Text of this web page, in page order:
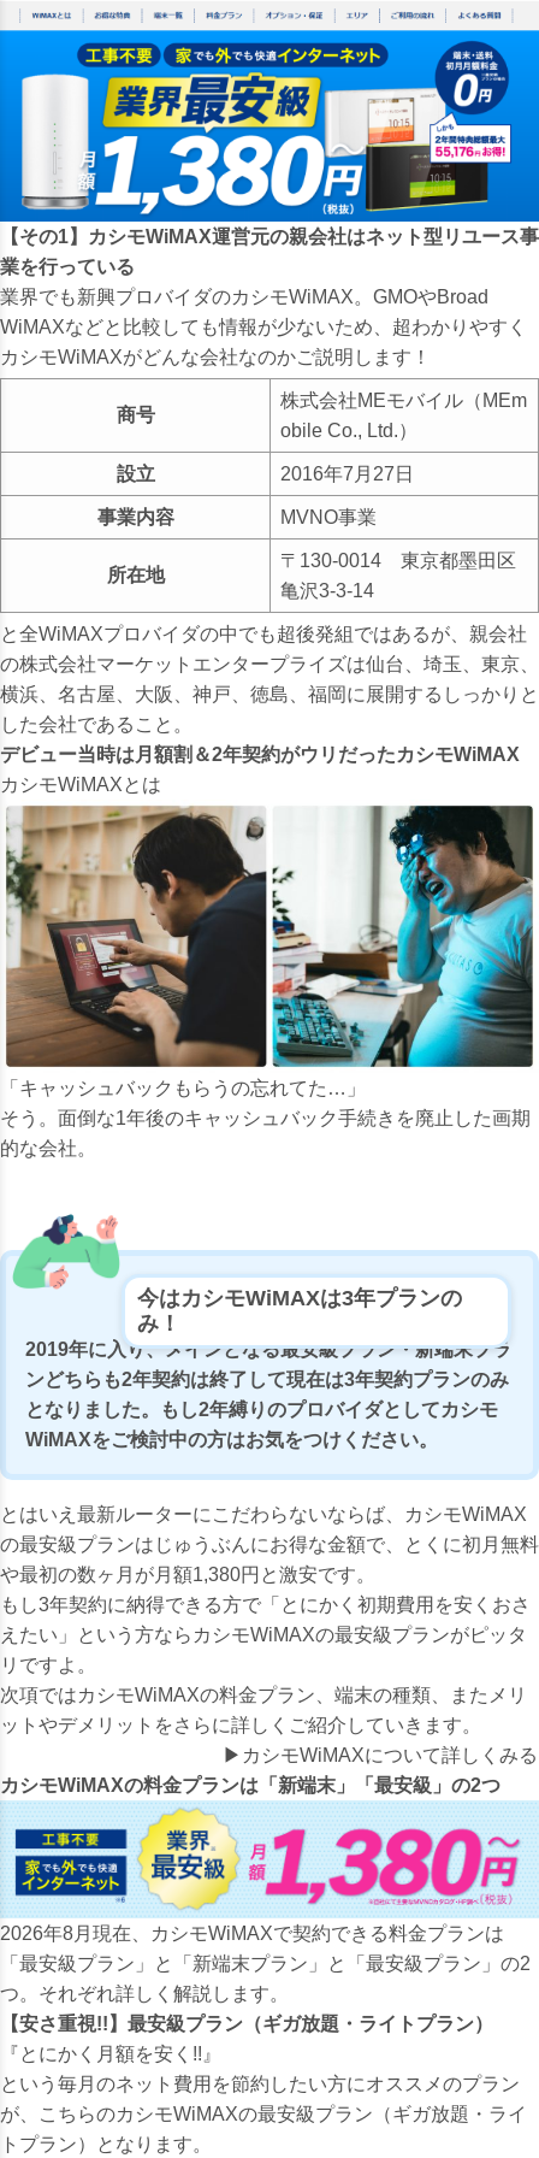
【その1】カシモWiMAX運営元の親会社はネット型リユース事
業を行っている
業界でも新興プロバイダのカシモWiMAX。GMOやBroad
WiMAXなどと比較しても情報が少ないため、超わかりやすく
カシモWiMAXがどんな会社なのかご説明します！
商号
株式会社MEモバイル（MEm
obile Co., Ltd.）
設立
2016年7月27日
事業内容
MVNO事業
所在地
〒130-0014 東京都墨田区
亀沢3-3-14
と全WiMAXプロバイダの中でも超後発組ではあるが、親会社
の株式会社マーケットエンタープライズは仙台、埼玉、東京、
横浜、名古屋、大阪、神戸、徳島、福岡に展開するしっかりと
した会社であること。
デビュー当時は月額割＆2年契約がウリだったカシモWiMAX
カシモWiMAXとは
「キャッシュバックもらうの忘れてた…」
そう。面倒な1年後のキャッシュバック手続きを廃止した画期
的な会社。
今はカシモWiMAXは3年プランの
み！
2019年に入り、メインとなる最安級プラン・新端末プラ
ンどちらも2年契約は終了して現在は3年契約プランのみ
となりました。もし2年縛りのプロバイダとしてカシモ
WiMAXをご検討中の方はお気をつけください。
とはいえ最新ルーターにこだわらないならば、カシモWiMAX
の最安級プランはじゅうぶんにお得な金額で、
とくに初月無料
や最初の数ヶ月が月額1,380円と激安です。
もし3年契約に納得できる方で「とにかく初期費用を安くおさ
えたい」という方ならカシモWiMAXの最安級プランがピッタ
リですよ。
次項ではカシモWiMAXの料金プラン、端末の種類、またメリ
ットやデメリットをさらに詳しくご紹介していきます。
▶ カシモWiMAXについて詳しくみる
カシモWiMAXの料金プランは「新端末」「最安級」の2つ
2026年8月現在、カシモWiMAXで契約できる料金プランは
「最安級プラン」と「新端末プラン」と「最安級プラン」の2
つ。それぞれ詳しく解説します。
【安さ重視!!】最安級プラン（ギガ放題・ライトプラン）
『とにかく月額を安く!!』
という毎月のネット費用を節約したい方にオススメのプラン
が、こちらのカシモWiMAXの最安級プラン（ギガ放題・ライ
トプラン）となります。